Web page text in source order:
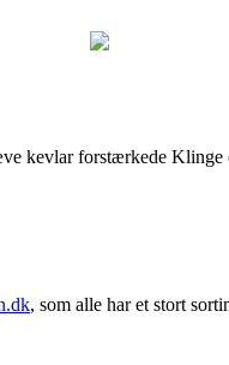
kevlar forstærkede
, som alle har et stort